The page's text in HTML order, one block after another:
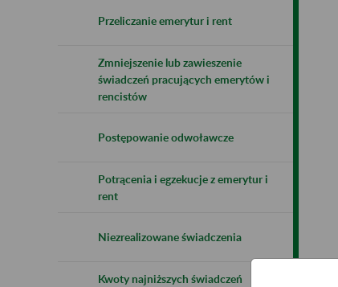
Przeliczanie emerytur i rent
Zmniejszenie lub zawieszenie
świadczeń pracujących emerytów i
rencistów
Postępowanie odwoławcze
Potrącenia i egzekucje z emerytur i
rent
Niezrealizowane świadczenia
Kwoty najniższych świadczeń